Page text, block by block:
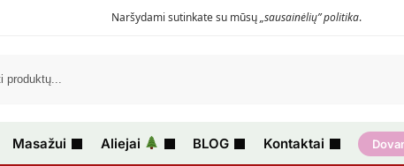
Naršydami sutinkate su mūsų„sausainėlių” politika.
Masažui Aliejai BLOG Kontaktai